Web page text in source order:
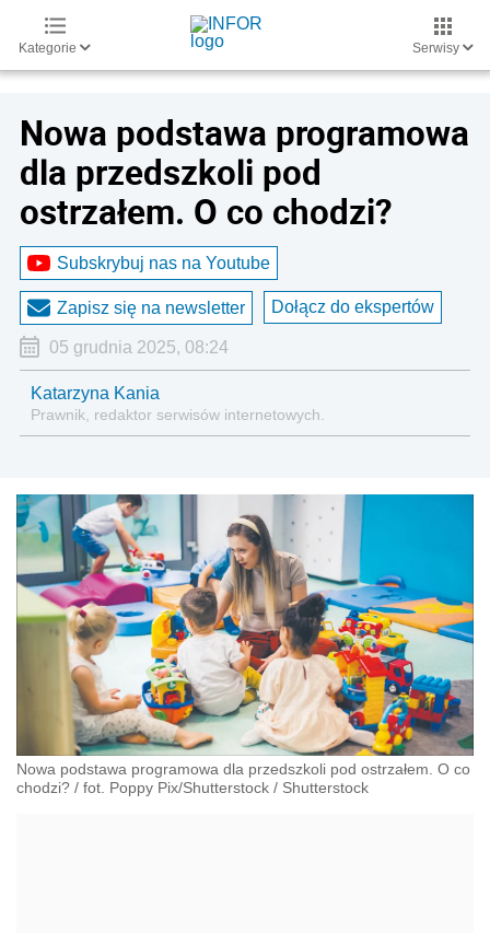
Kategorie Serwisy
Nowa podstawa programowa
dla przedszkoli pod
ostrzałem. O co chodzi?
Subskrybuj nas na Youtube
Zapisz się na newsletter Dołącz do ekspertów
05 grudnia 2025, 08:24
Katarzyna Kania
Prawnik, redaktor serwisów internetowych.
Nowa podstawa programowa dla przedszkoli pod ostrzałem. O co
chodzi? / fot. Poppy Pix/Shutterstock / Shutterstock